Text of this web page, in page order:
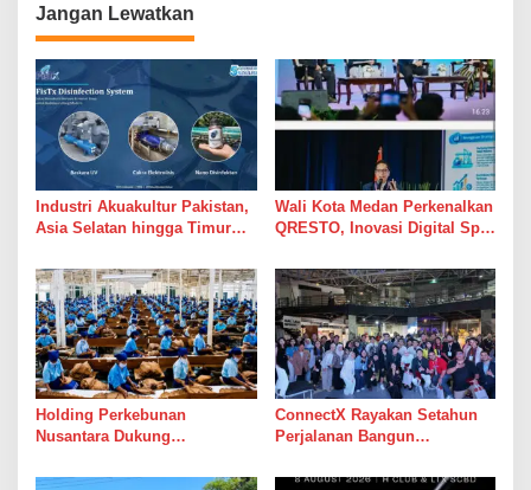
s
i
p
o
s
Jangan Lewatkan
Industri Akuakultur Pakistan,
Asia Selatan hingga Timur
Solusi Terlengkap dari
Indonesia
Wali Kota Medan Perkenalkan
QRESTO, Inovasi Digital Split
Indonesia pada APEKSI
Leadership Dialogue 2026
Holding Perkebunan
Nusantara Dukung
PTPN I Serap 15–20 Ribu
ConnectX Rayakan Setahun
Perjalanan Bangun
dan Builder Summit 2026